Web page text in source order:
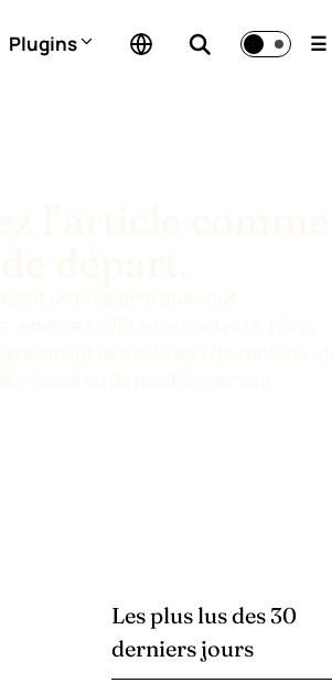
☰
Plugins
Les plus lus des 30
derniers jours